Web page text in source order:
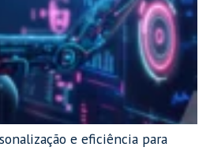
e eficiência para